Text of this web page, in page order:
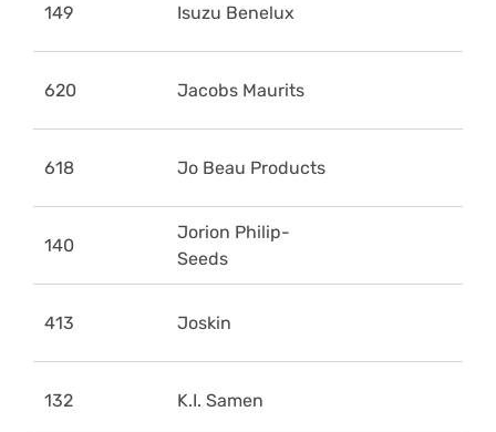
149 Isuzu Benelux
620 Jacobs Maurits
618 Jo Beau Products
140
Jorion Philip-
Seeds
413 Joskin
132 K.I. Samen